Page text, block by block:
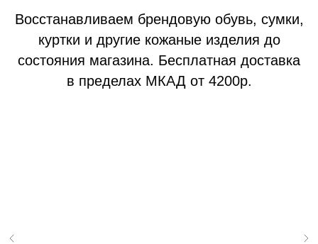
Восстанавливаем брендовую обувь, сумки,
куртки и другие кожаные изделия до
состояния магазина. Бесплатная доставка
в пределах МКАД от 4200р.